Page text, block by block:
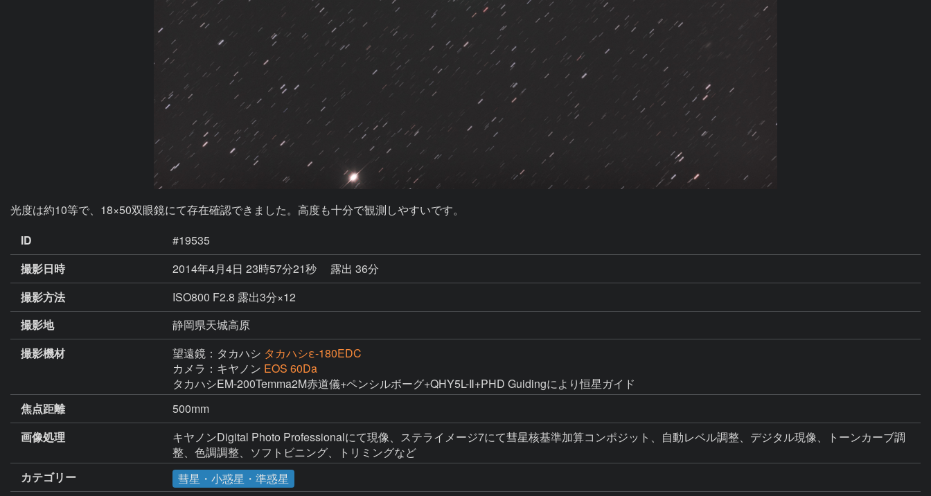
光度は約10等で、18×50双眼鏡にて存在確認できました。高度も十分で観測しやすいです。
ID
#19535
撮影日時
2014年4月4日 23時57分21秒
露出 36分
撮影方法
ISO800 F2.8 露出3分×12
撮影地
静岡県天城高原
撮影機材
望遠鏡：タカハシ タカハシε-180EDC
カメラ：キヤノン EOS 60Da
タカハシEM-200Temma2M赤道儀+ペンシルボーグ+QHY5L-Ⅱ+PHD Guidingにより恒星ガイド
焦点距離
500mm
画像処理
キヤノンDigital Photo Professionalにて現像、ステライメージ7にて彗星核基準加算コンポジット、自動レベル調整、デジタル現像、トーンカーブ調
整、色調調整、ソフトビニング、トリミングなど
カテゴリー
彗星・小惑星・準惑星